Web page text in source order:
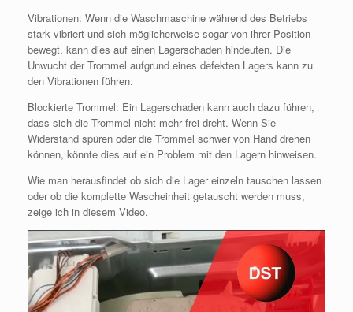
Vibrationen: Wenn die Waschmaschine während des Betriebs
stark vibriert und sich möglicherweise sogar von ihrer Position
bewegt, kann dies auf einen Lagerschaden hindeuten. Die
Unwucht der Trommel aufgrund eines defekten Lagers kann zu
den Vibrationen führen.
Blockierte Trommel: Ein Lagerschaden kann auch dazu führen,
dass sich die Trommel nicht mehr frei dreht. Wenn Sie
Widerstand spüren oder die Trommel schwer von Hand drehen
können, könnte dies auf ein Problem mit den Lagern hinweisen.
Wie man herausfindet ob sich die Lager einzeln tauschen lassen
oder ob die komplette Wascheinheit getauscht werden muss,
zeige ich in diesem Video.